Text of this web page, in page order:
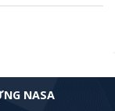
NASA